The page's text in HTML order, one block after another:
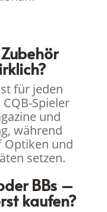
für jeden
Spieler
und
während
Optiken und
setzen.
BBs –
kaufen?